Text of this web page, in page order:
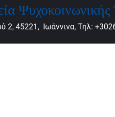
2, 45221, Ιωάννινα, Τηλ: